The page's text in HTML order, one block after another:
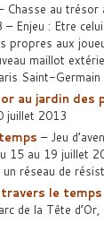
Chasse au trésor
Enjeu : Etre
propres aux
maillot
Saint-Germain
au jardin des
juillet 2013
– Jeu
15 au 19 juillet
réseau de
travers le temps
de la Tête